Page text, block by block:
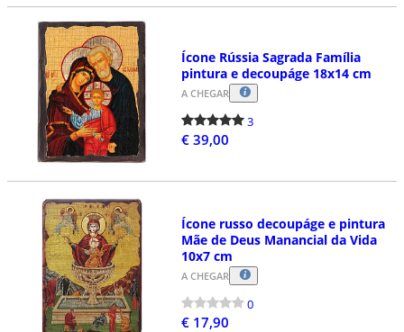
Ícone Rússia Sagrada Família
pintura e decoupáge 18x14 cm
A CHEGAR
3
€ 39,00
Ícone russo decoupáge e pintura
Mãe de Deus Manancial da Vida
10x7 cm
A CHEGAR
0
€ 17,90